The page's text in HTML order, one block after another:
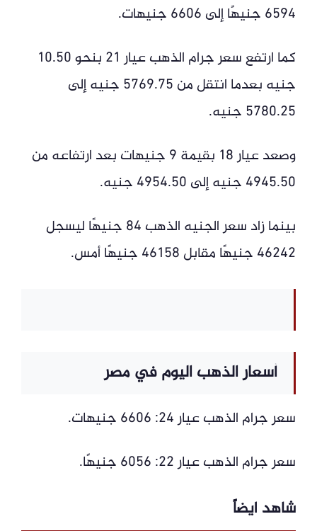
6594 جنيهًا إلى 6606 جنيهات.
كما ارتفع سعر جرام الذهب عيار 21 بنحو 10.50
جنيه بعدما انتقل من 5769.75 جنيه إلى
5780.25 جنيه.
وصعد عيار 18 بقيمة 9 جنيهات بعد ارتفاعه من
4945.50 جنيه إلى 4954.50 جنيه.
بينما زاد سعر الجنيه الذهب 84 جنيهًا ليسجل
46242 جنيهًا مقابل 46158 جنيهًا أمس.
أسعار الذهب اليوم في مصر
سعر جرام الذهب عيار 24: 6606 جنيهات.
سعر جرام الذهب عيار 22: 6056 جنيهًا.
شاهد ايضاً